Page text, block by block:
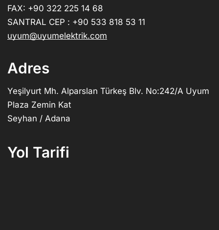
FAX: +90 322 225 14 68
SANTRAL CEP : +90 533 818 53 11
uyum@uyumelektrik.com
Adres
Yeşilyurt Mh. Alparslan Türkeş Blv. No:242/A Uyum
Plaza Zemin Kat
Seyhan / Adana
Yol Tarifi